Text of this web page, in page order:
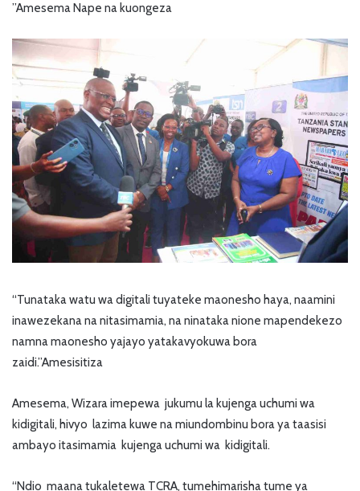
”Amesema Nape na kuongeza
“Tunataka watu wa digitali tuyateke maonesho haya, naamini
inawezekana na nitasimamia, na ninataka nione mapendekezo
namna maonesho yajayo yatakavyokuwa bora
zaidi.”Amesisitiza
Amesema, Wizara imepewa jukumu la kujenga uchumi wa
kidigitali, hivyo lazima kuwe na miundombinu bora ya taasisi
ambayo itasimamia kujenga uchumi wa kidigitali.
“Ndio maana tukaletewa TCRA, tumehimarisha tume ya